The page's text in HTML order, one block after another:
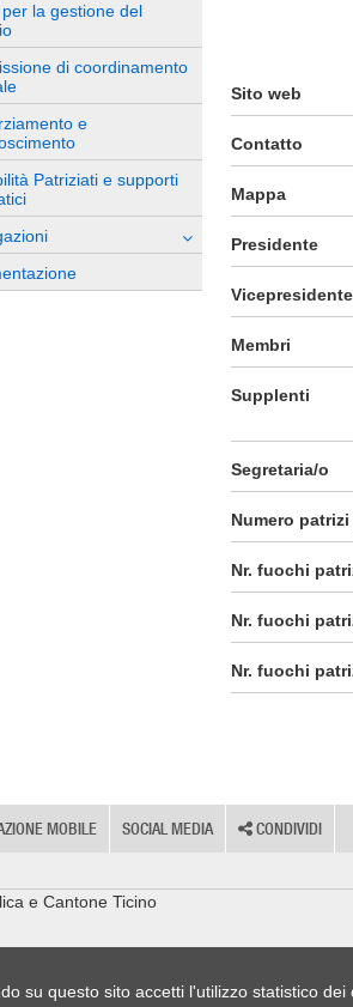
su questo sito accetti l'utilizzo statistico
la gestione del
di coordinamento
e
Patriziati e supporti
Sito web
Contatto
Mappa
Presidente
Vicepresidente
Membri
Supplenti
Segretaria/o
Numero patrizi
Nr. fuochi
Nr. fuochi
Nr. fuochi
MOBILE SOCIAL MEDIA CONDIVIDI
e Cantone Ticino